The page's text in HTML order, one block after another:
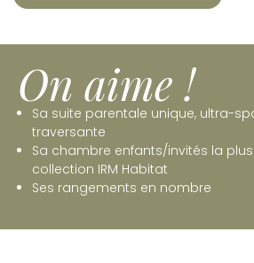
On aime !
Sa suite parentale unique, ultra-
traversante
Sa chambre enfants/invités la
collection IRM Habitat
Ses rangements en nombre